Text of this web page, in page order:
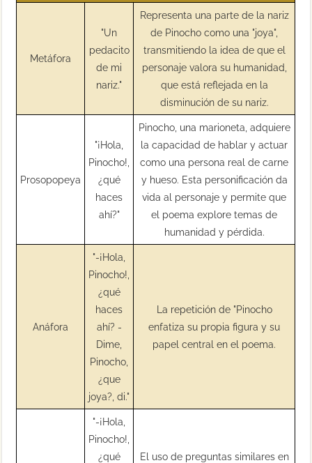
Metáfora
"Un
pedacito
de mi
nariz."
Representa una parte de la nariz
de Pinocho como una "joya",
transmitiendo la idea de que el
personaje valora su humanidad,
que está reflejada en la
disminución de su nariz.
Prosopopeya
"¡Hola,
Pinocho!,
¿qué
haces
ahí?"
Pinocho, una marioneta, adquiere
la capacidad de hablar y actuar
como una persona real de carne
y hueso. Esta personificación da
vida al personaje y permite que
el poema explore temas de
humanidad y pérdida.
Anáfora
"-¡Hola,
Pinocho!,
¿qué
haces
ahí? -
Dime,
Pinocho,
¿que
joya?, di."
La repetición de "Pinocho
enfatiza su propia figura y su
papel central en el poema.
"-¡Hola,
Pinocho!,
¿qué
El uso de preguntas similares en